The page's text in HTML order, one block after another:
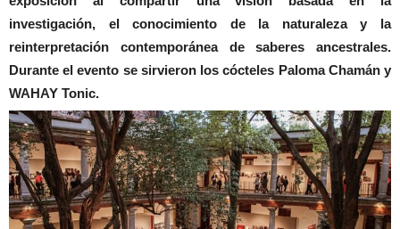
investigación, el conocimiento de la naturaleza y la
reinterpretación contemporánea de saberes ancestrales.
Durante el evento se sirvieron los cócteles Paloma Chamán y
WAHAY Tonic.